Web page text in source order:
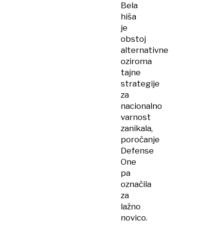
Bela
hiša
je
obstoj
alternativne
oziroma
tajne
strategije
za
nacionalno
varnost
zanikala,
poročanje
Defense
One
pa
označila
za
lažno
novico.